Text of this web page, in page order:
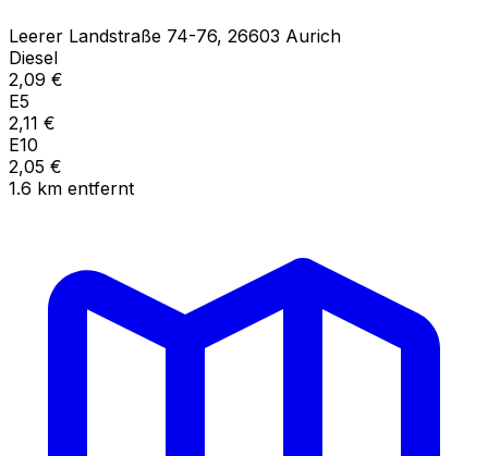
Leerer Landstraße 74-76, 26603 Aurich
Diesel
2,09 €
E5
2,11 €
E10
2,05 €
1.6 km entfernt